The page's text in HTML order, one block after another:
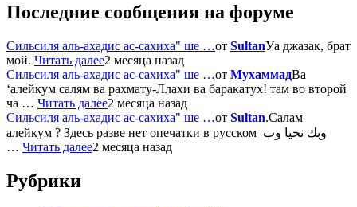
Последние сообщения на форуме
Сильсиля аль-ахадис ас-сахиха" ше …от SultanУа джазак, брат
мой. Читать далее2 месяца назад
Сильсиля аль-ахадис ас-сахиха" ше …от МухаммадВа
‘алейкум салям ва рахмату-Ллахи ва баракатух! там во второй
ча … Читать далее2 месяца назад
Сильсиля аль-ахадис ас-сахиха" ше …от Sultan.Салам
алейкум ? Здесь разве нет опечатки в русском وبك نحيا وب
… Читать далее2 месяца назад
Рубрики